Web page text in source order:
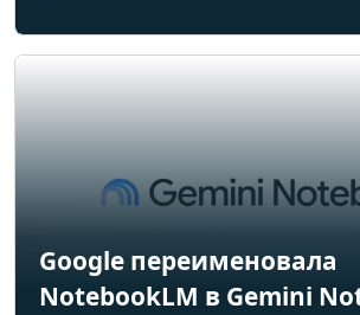
Google переименовала
NotebookLM в Gemini